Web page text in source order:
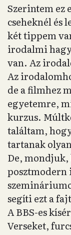
Szerintem ez
cseheknél és
két tippem
irodalmi
van. Az
Az
de a filmhez
egyetemre,
kurzus.
találtam,
tartanak
De,
segíti ezt a
A BBS-es
Verseket,